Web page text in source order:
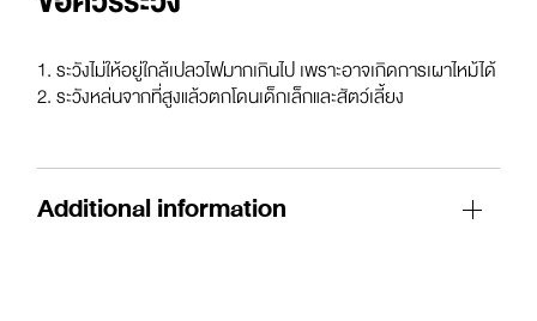
1. ระวังไม่ให้อยู่ใกล้เปลวไฟมากเกินไป เพราะอาจเกิดการเผาไหม้ได้
2. ระวังหล่นจากที่สูงแล้วตกโดนเด็กเล็กและสัตว์เลี้ยง
Additional information